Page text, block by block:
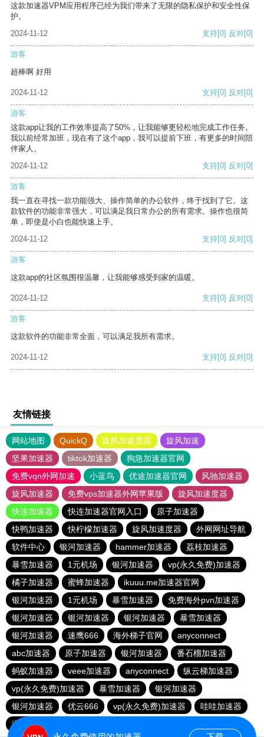
这款加速器VPM应用程序已经为我们带来了无限的隐私保护和安全性保
护。
2024-11-12
支持[0] 反对[0]
游客
超棒啊 好用
2024-11-12 支持[0] 反对[0]
游客
这款app让我的工作效率提高了50%，让我能够更轻松地完成工作任务。
我以前经常加班，现在有了这个app，我可以提前下班，有更多的时间陪
伴家人。
2024-11-12
支持[0] 反对[0]
游客
我一直在寻找一款功能强大、操作简单的办公软件，终于找到了它。这
款软件的功能非常强大，可以满足我日常办公的所有需求。操作也很简
单，即使是小白也能快速上手。
2024-11-12
支持[0] 反对[0]
游客
这款app的社区氛围很温馨，让我能够感受到家的温暖。
2024-11-12 支持[0] 反对[0]
游客
这款软件的功能非常全面，可以满足我所有需求。
2024-11-12 支持[0] 反对[0]
友情链接
网站地图 QuickQ 旋风加速度器
旋风加速
坚果加速器
tiktok加速器
狗急加速器官网
免费vqn外网加速
小蓝鸟 优途加速器官网
风驰加速器
旋风加速器
免费vps加速器外网苹果版
旋风加速度器
快连加速器
快连加速器官网入口
原子加速器
快鸭加速器
快柠檬加速器 旋风加速度器
外网网址导航
软件中心
银河加速器 hammer加速器
荔枝加速器
暴雪加速器
1元机场 银河加速器
vp(永久免费)加速器
橘子加速器
蜜蜂加速器
ikuuu.me加速器官网
银河加速器
1元机场 暴雪加速器
免费海外pvn加速器
银河加速器
银河加速器 银河加速器
暴雪加速器
银河加速器
速鹰666 海外梯子官网
anyconnect
abc加速器
原子加速器 银河加速器
番石榴加速器
蚂蚁加速器
veee加速器 anyconnect
纵云梯加速器
vp(永久免费)加速器
暴雪加速器
银河加速器
银河加速器
优云666 vp(永久免费)加速器
哇哇加速器
海鸥加速器